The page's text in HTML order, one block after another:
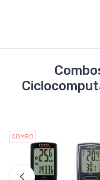
COMBO